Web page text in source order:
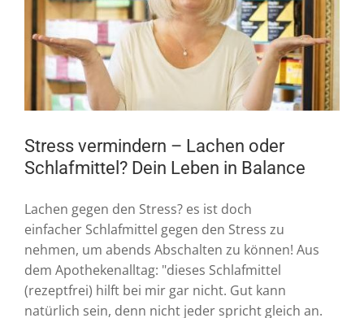
Stress vermindern – Lachen oder
Schlafmittel? Dein Leben in Balance
Lachen gegen den Stress? es ist doch
einfacher Schlafmittel gegen den Stress zu
nehmen, um abends Abschalten zu können! Aus
dem Apothekenalltag: "dieses Schlafmittel
(rezeptfrei) hilft bei mir gar nicht. Gut kann
natürlich sein, denn nicht jeder spricht gleich an.